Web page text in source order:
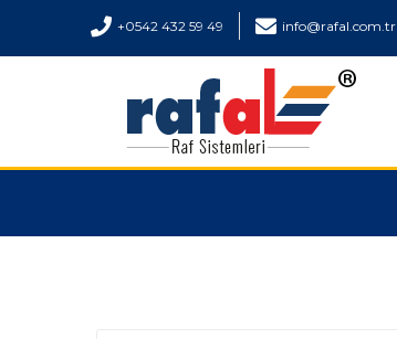
+0542 432 59 49 info@rafal.com.tr